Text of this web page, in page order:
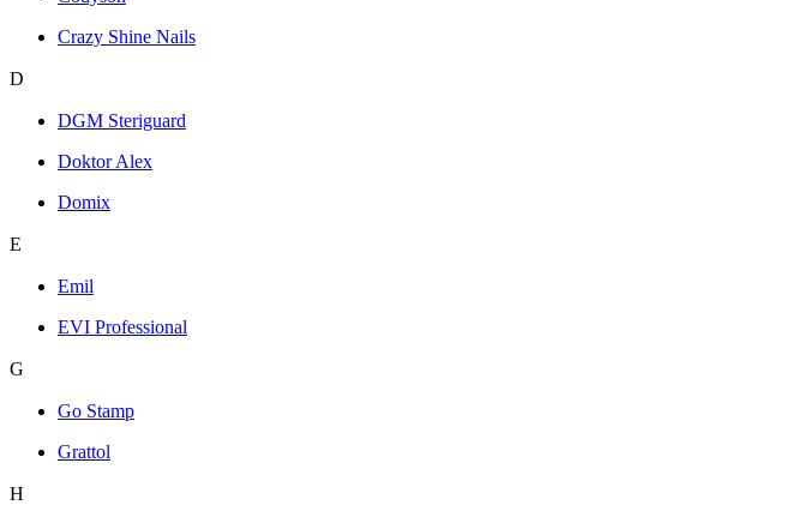
Crazy Shine Nails
D
DGM Steriguard
Doktor Alex
Domix
E
Emil
EVI Professional
G
Go Stamp
Grattol
H